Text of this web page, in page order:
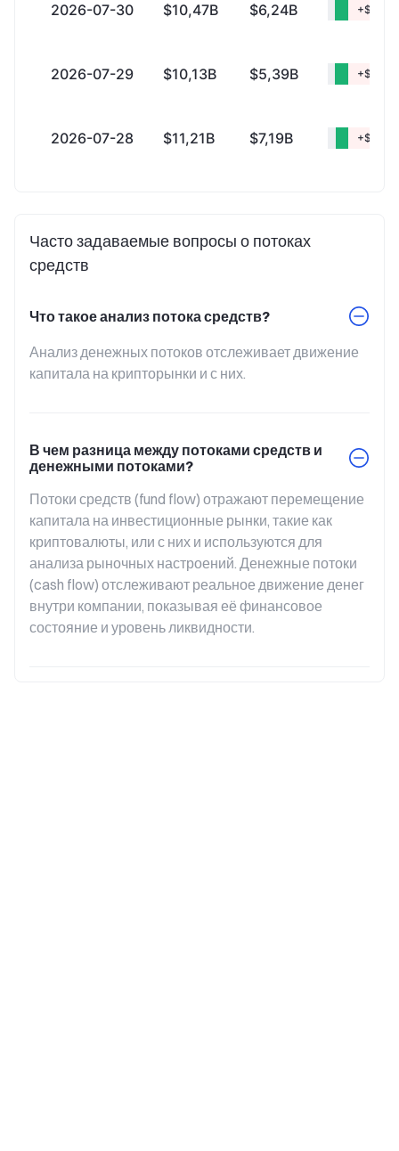
2026-07-30 $10,47B $6,24B
2026-07-29 $10,13B $5,39B
2026-07-28 $11,21B $7,19B
Часто задаваемые вопросы о потоках
средств
Что такое анализ потока средств?
Анализ денежных потоков отслеживает движение
капитала на крипторынки и с них.
В чем разница между потоками средств и
денежными потоками?
Потоки средств (fund flow) отражают перемещение
капитала на инвестиционные рынки, такие как
криптовалюты, или с них и используются для
анализа рыночных настроений. Денежные потоки
(cash flow) отслеживают реальное движение денег
внутри компании, показывая её финансовое
состояние и уровень ликвидности.